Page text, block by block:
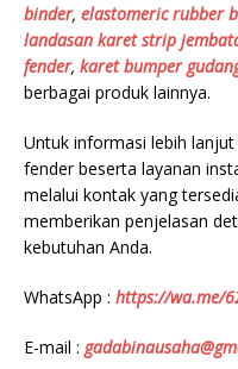
binder, elastomeric rubber
landasan karet strip
fender, karet bumper
berbagai produk lainnya.
Untuk informasi lebih
fender beserta layanan
melalui kontak yang
memberikan penjelasan
kebutuhan Anda.
WhatsApp : https://wa.me/
E-mail :